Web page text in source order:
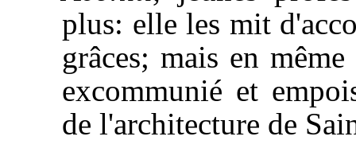
plus: elle les mit
grâces; mais en
excommunié et
de l'architecture de